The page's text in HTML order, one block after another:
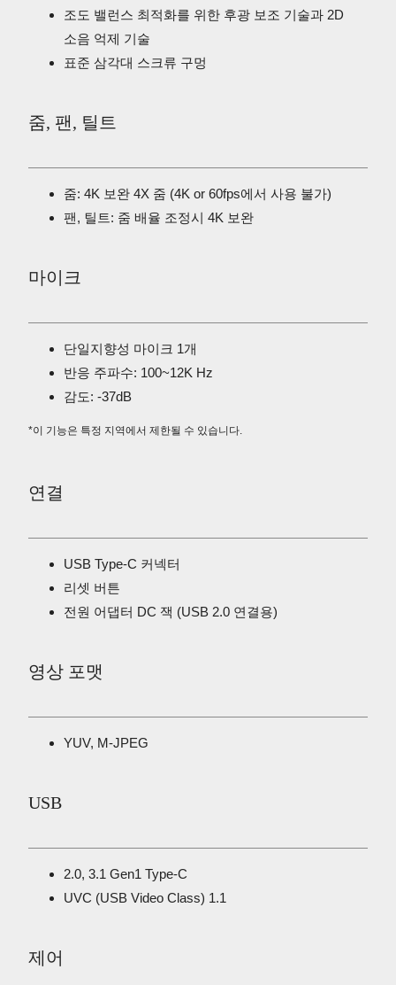
조도 밸런스 최적화를 위한 후광 보조 기술과 2D
소음 억제 기술
표준 삼각대 스크류 구멍
줌, 팬, 틸트
줌: 4K 보완 4X 줌 (4K or 60fps에서 사용 불가)
팬, 틸트: 줌 배율 조정시 4K 보완
마이크
단일지향성 마이크 1개
반응 주파수: 100~12K Hz
감도: -37dB
*이 기능은 특정 지역에서 제한될 수 있습니다.
연결
USB Type-C 커넥터
리셋 버튼
전원 어댑터 DC 잭 (USB 2.0 연결용)
영상 포맷
YUV, M-JPEG
USB
2.0, 3.1 Gen1 Type-C
UVC (USB Video Class) 1.1
제어